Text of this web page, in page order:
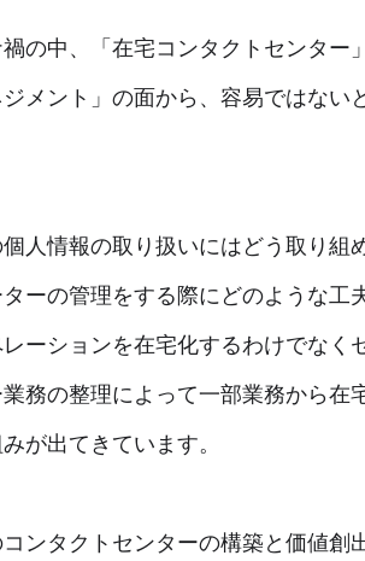
の中、「在宅コンタクトセンター
ジメント」の面から、容易ではな
人情報の取り扱いにはどう取り組
ーの管理をする際にどのような工
ーションを在宅化するわけでなく
務の整理によって一部業務から在
が出てきています。
ンタクトセンターの構築と価値創